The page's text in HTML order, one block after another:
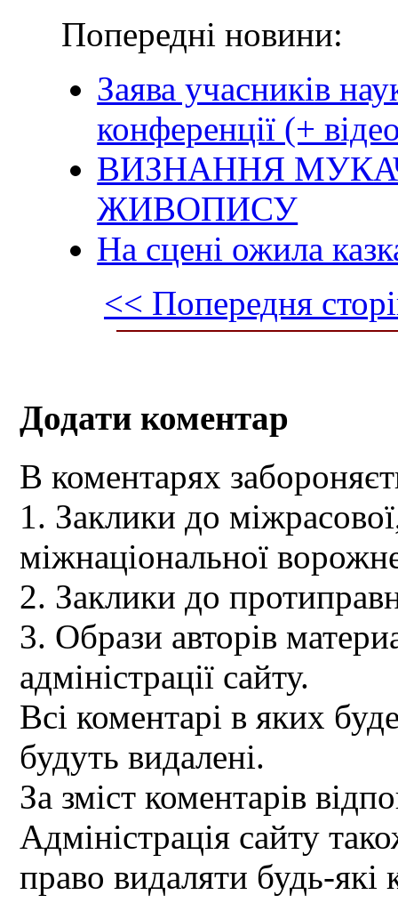
Попередні новини:
Заява учасників
конференції (+
ВИЗНАННЯ
ЖИВОПИСУ
На сцені ожила
<< Попередня
Додати коментар
В коментарях
1. Заклики до
міжнаціональної
2. Заклики до
3. Образи авторів
адміністрації сайту.
Всі коментарі в яких
будуть видалені.
За зміст коментарів
Адміністрація сайту
право видаляти будь-які